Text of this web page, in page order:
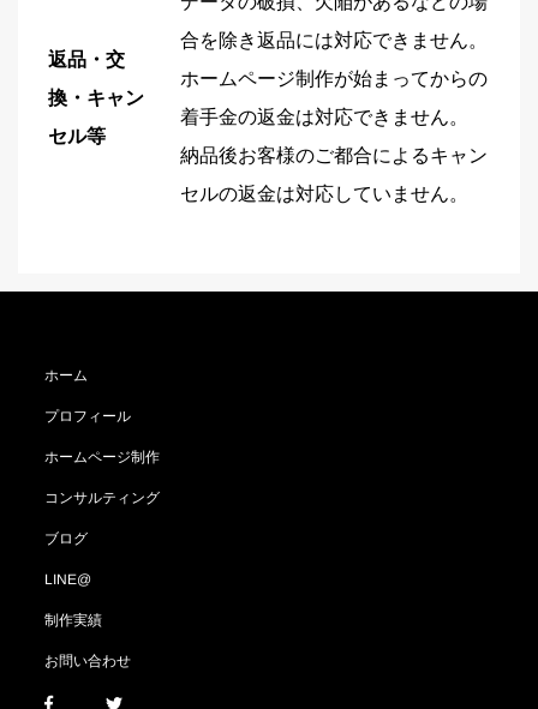
返品・交
換・キャン
セル等
合を除き返品には対応できません。
ホームページ制作が始まってからの
着手金の返金は対応できません。
納品後お客様のご都合によるキャン
セルの返金は対応していません。
ホーム
プロフィール
ホームページ制作
コンサルティング
ブログ
LINE@
制作実績
お問い合わせ